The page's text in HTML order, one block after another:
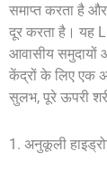
समाप्त करता है
दूर करता है। यह
आवासीय समुदायों
केंद्रों के लिए एक
सुलभ, पूरे ऊपरी
1. अनुकूली